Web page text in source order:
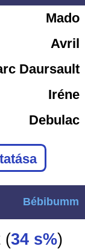
Mado
Avril
Daursault
Iréne
Debulac
Bébibumm
(34 s%)